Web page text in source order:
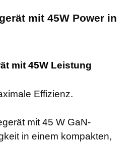
mit 45W Power in
mit 45W Leistung
Effizienz.
mit 45 W GaN-
in einem kompakten,